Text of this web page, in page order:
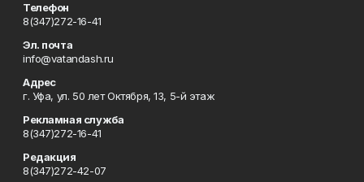
Телефон
8(347)272-16-41
Эл. почта
info@vatandash.ru
Адрес
г. Уфа, ул. 50 лет Октября, 13, 5-й этаж
Рекламная служба
8(347)272-16-41
Редакция
8(347)272-42-07